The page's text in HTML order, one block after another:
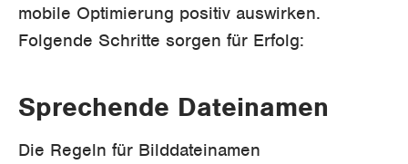
mobile Optimierung positiv auswirken.
Folgende Schritte sorgen für Erfolg:
Sprechende Dateinamen
Die Regeln für Bilddateinamen